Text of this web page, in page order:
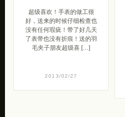
超级喜欢！手表的做工很
好，送来的时候仔细检查也
没有任何瑕疵！带了好几天
了表带也没有折痕！送的羽
毛夹子朋友超级喜 […]
2013/02/27